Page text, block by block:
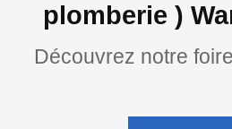
plomberie )
Découvrez notre